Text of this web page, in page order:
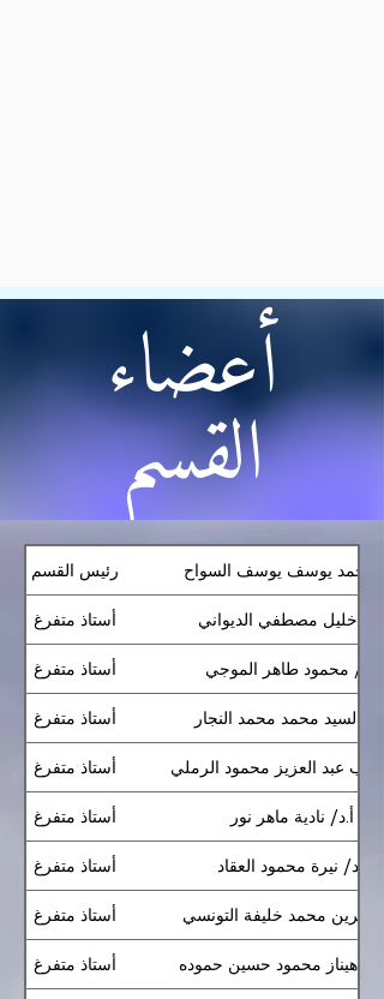
أعضاء
القسم
رئيس القسم أحمد يوسف يوسف السواح
أستاذ متفرغ أ.د/ خليل مصطفي الديواني
أستاذ متفرغ أ.د/ محمود طاهر الموجي
أستاذ متفرغ أ.د/ السيد محمد محمد النجار
أستاذ متفرغ زينب عبد العزيز محمود الرملي
أستاذ متفرغ أ.د/ نادية ماهر نور
أستاذ متفرغ أ.د/ نيرة محمود العقاد
أستاذ متفرغ أفرين محمد خليفة التونسي
أستاذ متفرغ شاهيناز محمود حسين حموده